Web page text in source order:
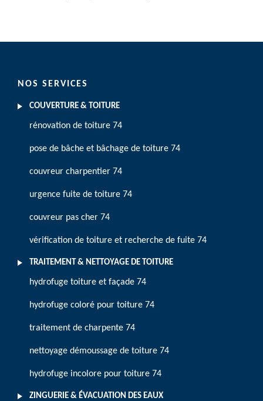
NOS SERVICES
COUVERTURE & TOITURE
rénovation de toiture 74
pose de bâche et bâchage de toiture 74
couvreur charpentier 74
urgence fuite de toiture 74
couvreur pas cher 74
vérification de toiture et recherche de fuite 74
TRAITEMENT & NETTOYAGE DE TOITURE
hydrofuge toiture et façade 74
hydrofuge coloré pour toiture 74
traitement de charpente 74
nettoyage démoussage de toiture 74
hydrofuge incolore pour toiture 74
ZINGUERIE & ÉVACUATION DES EAUX